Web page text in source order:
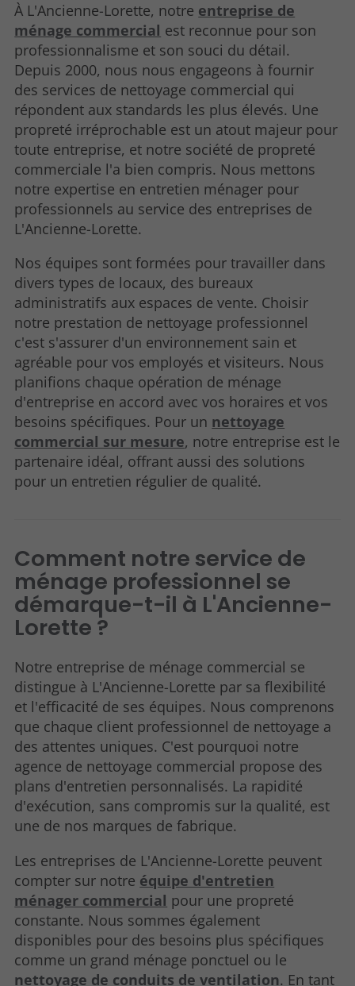
À L'Ancienne-Lorette, notre entreprise de
ménage commercial est reconnue pour son
professionnalisme et son souci du détail.
Depuis 2000, nous nous engageons à fournir
des services de nettoyage commercial qui
répondent aux standards les plus élevés. Une
propreté irréprochable est un atout majeur pour
toute entreprise, et notre société de propreté
commerciale l'a bien compris. Nous mettons
notre expertise en entretien ménager pour
professionnels au service des entreprises de
L'Ancienne-Lorette.
Nos équipes sont formées pour travailler dans
divers types de locaux, des bureaux
administratifs aux espaces de vente. Choisir
notre prestation de nettoyage professionnel
c'est s'assurer d'un environnement sain et
agréable pour vos employés et visiteurs. Nous
planifions chaque opération de ménage
d'entreprise en accord avec vos horaires et vos
besoins spécifiques. Pour un nettoyage
commercial sur mesure, notre entreprise est le
partenaire idéal, offrant aussi des solutions
pour un entretien régulier de qualité.
Comment notre service de
ménage professionnel se
démarque-t-il à L'Ancienne-
Lorette ?
Notre entreprise de ménage commercial se
distingue à L'Ancienne-Lorette par sa flexibilité
et l'efficacité de ses équipes. Nous comprenons
que chaque client professionnel de nettoyage a
des attentes uniques. C'est pourquoi notre
agence de nettoyage commercial propose des
plans d'entretien personnalisés. La rapidité
d'exécution, sans compromis sur la qualité, est
une de nos marques de fabrique.
Les entreprises de L'Ancienne-Lorette peuvent
compter sur notre équipe d'entretien
ménager commercial pour une propreté
constante. Nous sommes également
disponibles pour des besoins plus spécifiques
comme un grand ménage ponctuel ou le
nettoyage de conduits de ventilation. En tant